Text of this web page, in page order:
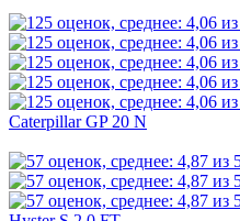
Caterpillar GP 20 N